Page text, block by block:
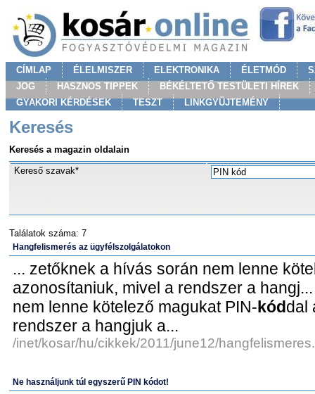
CÍMLAP ÉLELMISZER ELEKTRONIKA ÉLETMÓD
JOG
HASZNOS TIPPEK
BÉKÉLTETŐ TESTÜLETI HÍREK
GYAKORI KÉRDÉSEK
TESZT LINKGYÜJTEMÉNY
Keresés
Keresés a magazin oldalain
Kereső szavak*
Találatok száma: 7
Hangfelismerés az ügyfélszolgálatokon
... zetőknek a hívás során nem lenne
azonosítaniuk, mivel a rendszer a
nem lenne kötelező magukat PIN-kóddal
rendszer a hangjuk a...
/inet/kosar/hu/cikkek/2011/june12/
Ne használjunk túl egyszerű PIN kódot!